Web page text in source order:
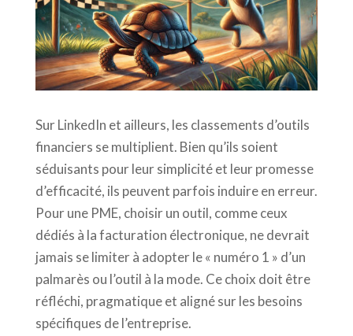
Sur LinkedIn et ailleurs, les classements d’outils
financiers se multiplient. Bien qu’ils soient
séduisants pour leur simplicité et leur promesse
d’efficacité, ils peuvent parfois induire en erreur.
Pour une PME, choisir un outil, comme ceux
dédiés à la facturation électronique, ne devrait
jamais se limiter à adopter le « numéro 1 » d’un
palmarès ou l’outil à la mode. Ce choix doit être
réfléchi, pragmatique et aligné sur les besoins
spécifiques de l’entreprise.